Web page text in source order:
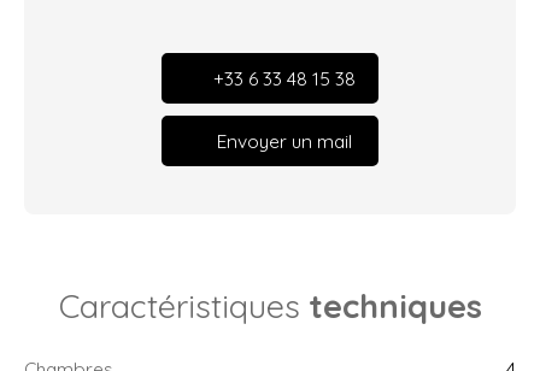
+33 6 33 48 15 38
Envoyer un mail
Caractéristiques techniques